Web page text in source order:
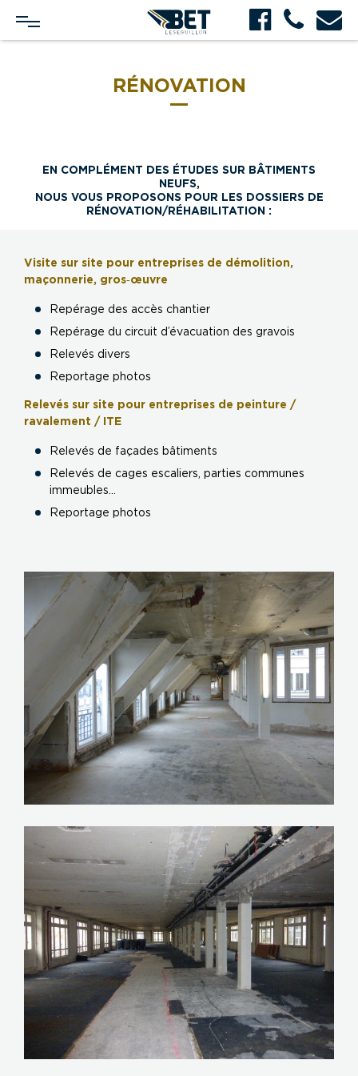
RÉNOVATION
EN COMPLÉMENT DES ÉTUDES SUR BÂTIMENTS
NEUFS,
NOUS VOUS PROPOSONS POUR LES DOSSIERS DE
RÉNOVATION/RÉHABILITATION :
Visite sur site pour entreprises de démolition,
maçonnerie, gros‐œuvre
Repérage des accès chantier
Repérage du circuit d’évacuation des gravois
Relevés divers
Reportage photos
Relevés sur site pour entreprises de peinture /
ravalement / ITE
Relevés de façades bâtiments
Relevés de cages escaliers, parties communes
immeubles...
Reportage photos